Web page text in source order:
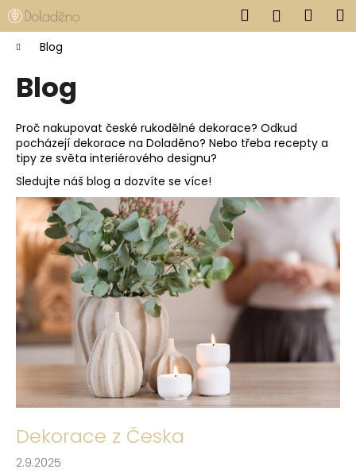
Přejít na obsah Hledat
Domů
Blog
Blog
Proč nakupovat české rukodělné dekorace? Odkud
pocházejí dekorace na Doladěno? Nebo třeba recepty a
tipy ze světa interiérového designu?
Sledujte náš blog a dozvíte se více!
Výpis článků
Dekorace z Česka
2.9.2025
Košík
Zpět
Zpět
C
p
o
t
ř
e
b
u
j
e
t
e
n
j
t
?